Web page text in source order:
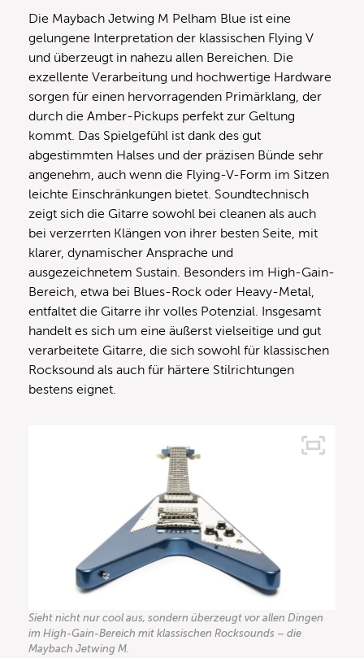
Die Maybach Jetwing M Pelham Blue ist eine
gelungene Interpretation der klassischen Flying V
und überzeugt in nahezu allen Bereichen. Die
exzellente Verarbeitung und hochwertige Hardware
sorgen für einen hervorragenden Primärklang, der
durch die Amber-Pickups perfekt zur Geltung
kommt. Das Spielgefühl ist dank des gut
abgestimmten Halses und der präzisen Bünde sehr
angenehm, auch wenn die Flying-V-Form im Sitzen
leichte Einschränkungen bietet. Soundtechnisch
zeigt sich die Gitarre sowohl bei cleanen als auch
bei verzerrten Klängen von ihrer besten Seite, mit
klarer, dynamischer Ansprache und
ausgezeichnetem Sustain. Besonders im High-Gain-
Bereich, etwa bei Blues-Rock oder Heavy-Metal,
entfaltet die Gitarre ihr volles Potenzial. Insgesamt
handelt es sich um eine äußerst vielseitige und gut
verarbeitete Gitarre, die sich sowohl für klassischen
Rocksound als auch für härtere Stilrichtungen
bestens eignet.
Sieht nicht nur cool aus, sondern überzeugt vor allen Dingen
im High-Gain-Bereich mit klassischen Rocksounds – die
Maybach Jetwing M.